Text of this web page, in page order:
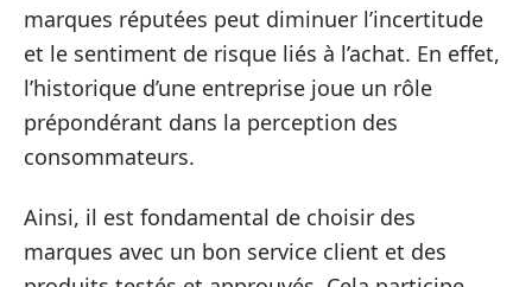
marques réputées peut diminuer l’incertitude
et le sentiment de risque liés à l’achat. En effet,
l’historique d’une entreprise joue un rôle
prépondérant dans la perception des
consommateurs.
Ainsi, il est fondamental de choisir des
marques avec un bon service client et des